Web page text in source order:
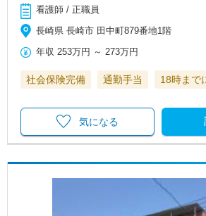
看護師 / 正職員
長崎県 長崎市 田中町879番地1階
年収 253万円 ～ 273万円
社会保険完備 通勤手当 18時まで
気になる